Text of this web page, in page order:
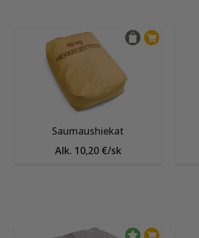
Saumaushiekat
Alk. 10,20 €/sk